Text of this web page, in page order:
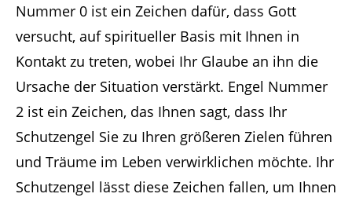
Nummer 0 ist ein Zeichen dafür, dass Gott
versucht, auf spiritueller Basis mit Ihnen in
Kontakt zu treten, wobei Ihr Glaube an ihn die
Ursache der Situation verstärkt. Engel Nummer
2 ist ein Zeichen, das Ihnen sagt, dass Ihr
Schutzengel Sie zu Ihren größeren Zielen führen
und Träume im Leben verwirklichen möchte. Ihr
Schutzengel lässt diese Zeichen fallen, um Ihnen